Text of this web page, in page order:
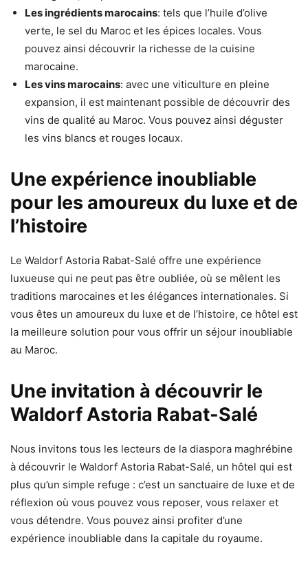
Les ingrédients marocains: tels que l’huile d’olive
verte, le sel du Maroc et les épices locales. Vous
pouvez ainsi découvrir la richesse de la cuisine
marocaine.
Les vins marocains: avec une viticulture en pleine
expansion, il est maintenant possible de découvrir des
vins de qualité au Maroc. Vous pouvez ainsi déguster
les vins blancs et rouges locaux.
Une expérience inoubliable
pour les amoureux du luxe et de
l’histoire
Le Waldorf Astoria Rabat-Salé offre une expérience
luxueuse qui ne peut pas être oubliée, où se mêlent les
traditions marocaines et les élégances internationales. Si
vous êtes un amoureux du luxe et de l’histoire, ce hôtel est
la meilleure solution pour vous offrir un séjour inoubliable
au Maroc.
Une invitation à découvrir le
Waldorf Astoria Rabat-Salé
Nous invitons tous les lecteurs de la diaspora maghrébine
à découvrir le Waldorf Astoria Rabat-Salé, un hôtel qui est
plus qu’un simple refuge : c’est un sanctuaire de luxe et de
réflexion où vous pouvez vous reposer, vous relaxer et
vous détendre. Vous pouvez ainsi profiter d’une
expérience inoubliable dans la capitale du royaume.